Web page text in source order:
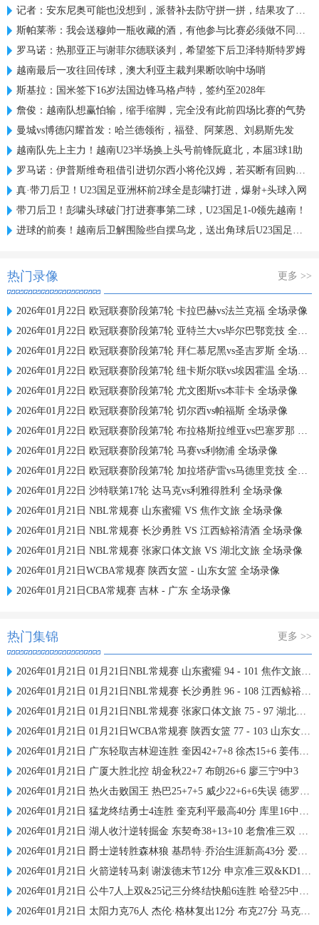
记者：安东尼奥可能也没想到，派替补去防守拼一拼，结果攻了半场
斯帕莱蒂：我会送穆帅一瓶收藏的酒，有他参与比赛必须做不同准备
罗马诺：热那亚正与谢菲尔德联谈判，希望签下后卫泽特斯特罗姆
越南最后一攻往回传球，澳大利亚主裁判果断吹响中场哨
斯基拉：国米签下16岁法国边锋马格卢特，签约至2028年
詹俊：越南队想赢怕输，缩手缩脚，完全没有此前四场比赛的气势
曼城vs博德闪耀首发：哈兰德领衔，福登、阿莱恩、刘易斯先发
越南队先上主力！越南U23半场换上头号前锋阮庭北，本届3球1助
罗马诺：伊普斯维奇租借引进切尔西小将伦汉姆，若买断有回购条款
真·带刀后卫！U23国足亚洲杯前2球全是彭啸打进，爆射+头球入网
带刀后卫！彭啸头球破门打进赛事第二球，U23国足1-0领先越南！
进球的前奏！越南后卫解围险些自摆乌龙，送出角球后U23国足破门
热门录像 更多 >>
2026年01月22日 欧冠联赛阶段第7轮 卡拉巴赫vs法兰克福 全场录像
2026年01月22日 欧冠联赛阶段第7轮 亚特兰大vs毕尔巴鄂竞技 全场录像
2026年01月22日 欧冠联赛阶段第7轮 拜仁慕尼黑vs圣吉罗斯 全场录像
2026年01月22日 欧冠联赛阶段第7轮 纽卡斯尔联vs埃因霍温 全场录像
2026年01月22日 欧冠联赛阶段第7轮 尤文图斯vs本菲卡 全场录像
2026年01月22日 欧冠联赛阶段第7轮 切尔西vs帕福斯 全场录像
2026年01月22日 欧冠联赛阶段第7轮 布拉格斯拉维亚vs巴塞罗那 全场录像
2026年01月22日 欧冠联赛阶段第7轮 马赛vs利物浦 全场录像
2026年01月22日 欧冠联赛阶段第7轮 加拉塔萨雷vs马德里竞技 全场录像
2026年01月22日 沙特联第17轮 达马克vs利雅得胜利 全场录像
2026年01月21日 NBL常规赛 山东蜜獾 VS 焦作文旅 全场录像
2026年01月21日 NBL常规赛 长沙勇胜 VS 江西鲸裕清酒 全场录像
2026年01月21日 NBL常规赛 张家口体文旅 VS 湖北文旅 全场录像
2026年01月21日WCBA常规赛 陕西女篮 - 山东女篮 全场录像
2026年01月21日CBA常规赛 吉林 - 广东 全场录像
热门集锦 更多 >>
2026年01月21日 01月21日NBL常规赛 山东蜜獾 94 - 101 焦作文旅 全场集锦
2026年01月21日 01月21日NBL常规赛 长沙勇胜 96 - 108 江西鲸裕清酒 全场集锦
2026年01月21日 01月21日NBL常规赛 张家口体文旅 75 - 97 湖北文旅 全场集锦
2026年01月21日 01月21日WCBA常规赛 陕西女篮 77 - 103 山东女篮 全场集锦
2026年01月21日 广东轻取吉林迎连胜 奎因42+7+8 徐杰15+6 姜伟泽27分
2026年01月21日 广厦大胜北控 胡金秋22+7 布朗26+6 廖三宁9中3
2026年01月21日 热火击败国王 热巴25+7+5 威少22+6+6失误 德罗赞两度引冲突
2026年01月21日 猛龙终结勇士4连胜 奎克利平最高40分 库里16中6 库明加20分
2026年01月21日 湖人收汁逆转掘金 东契奇38+13+10 老詹准三双 穆雷下半场2分
2026年01月21日 爵士逆转胜森林狼 基昂特·乔治生涯新高43分 爱德华兹38+8
2026年01月21日 火箭逆转马刺 谢泼德末节12分 申京准三双&KD18+7 文班21中5
2026年01月21日 公牛7人上双&25记三分终结快船6连胜 哈登25中9 科林斯23分
2026年01月21日 太阳力克76人 杰伦·格林复出12分 布克27分 马克西25中7